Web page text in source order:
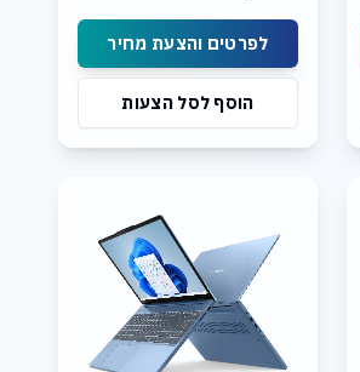
לפרטים והצעת מחיר
הוסף לסל הצעות